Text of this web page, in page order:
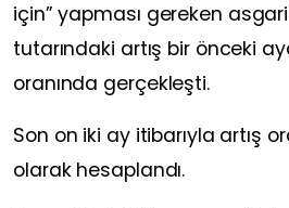
için” yapması gereken
tutarındaki artış bir önceki
oranında gerçekleşti.
Son on iki ay itibarıyla artış
olarak hesaplandı.